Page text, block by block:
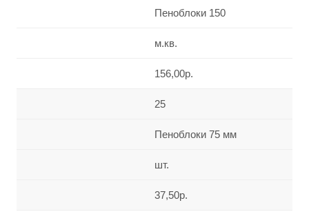
Пеноблоки 150
м.кв.
156,00р.
25
Пеноблоки 75 мм
шт.
37,50р.